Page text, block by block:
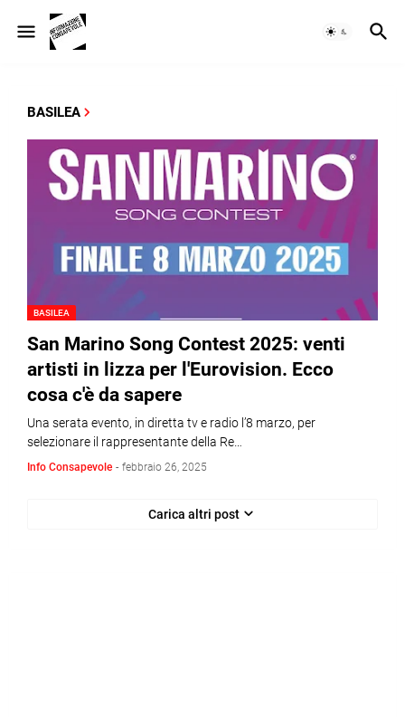
BASILEA
BASILEA
San Marino Song Contest 2025: venti
artisti in lizza per l'Eurovision. Ecco
cosa c'è da sapere
Una serata evento, in diretta tv e radio l’8 marzo, per
selezionare il rappresentante della Re…
Info Consapevole - febbraio 26, 2025
Carica altri post